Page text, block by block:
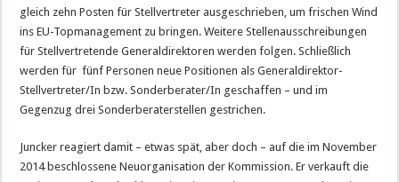
gleich zehn Posten für Stellvertreter ausgeschrieben, um frischen Wind
ins EU-Topmanagement zu bringen. Weitere Stellenausschreibungen
für Stellvertretende Generaldirektoren werden folgen. Schließlich
werden für fünf Personen neue Positionen als Generaldirektor-
Stellvertreter/In bzw. Sonderberater/In geschaffen – und im
Gegenzug drei Sonderberaterstellen gestrichen.
Juncker reagiert damit – etwas spät, aber doch – auf die im November
2014 beschlossene Neuorganisation der Kommission. Er verkauft die